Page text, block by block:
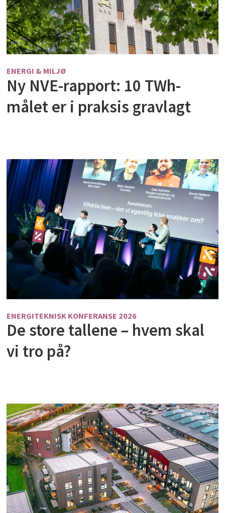
ENERGI & MILJØ
Ny NVE-rapport: 10 TWh-
målet er i praksis gravlagt
ENERGITEKNISK KONFERANSE 2026
De store tallene – hvem skal
vi tro på?